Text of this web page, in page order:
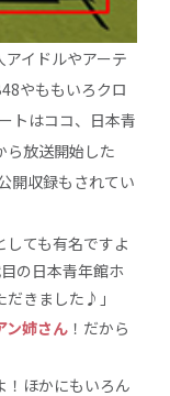
アイドルやアーテ
やももいろクロ
トはココ、日本青
ら放送開始した
開収録もされてい
しても有名ですよ
の日本青年館ホ
だきました♪」
ン姉さん ！だから
！ほかにもいろん